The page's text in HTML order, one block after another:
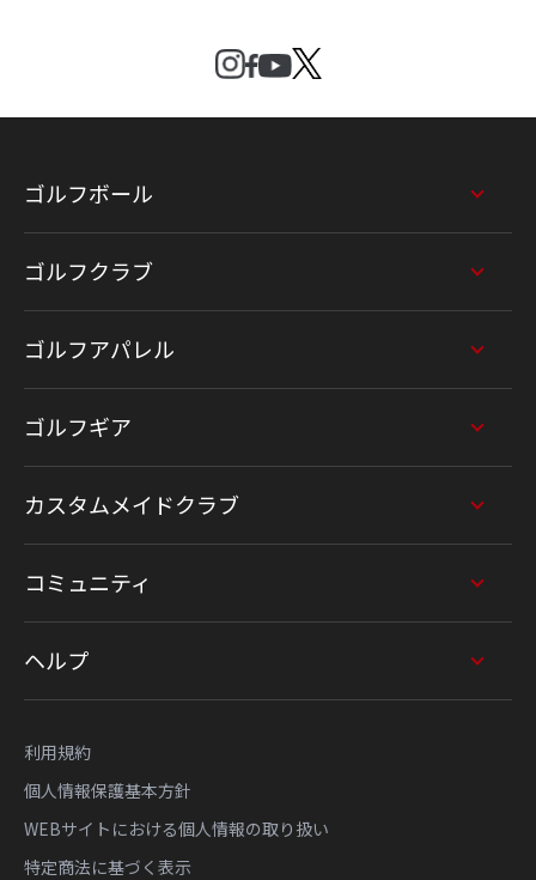
ゴルフボール
ゴルフクラブ
ゴルフアパレル
ゴルフギア
カスタムメイドクラブ
コミュニティ
ヘルプ
利用規約
個人情報保護基本方針
WEBサイトにおける個人情報の取り扱い
特定商法に基づく表示